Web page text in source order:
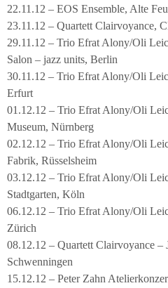
22.11.12 – EOS Ensemble, Alte
23.11.12 – Quartett Clairvoyance,
29.11.12 – Trio Efrat Alony/Oli
Salon – jazz units, Berlin
30.11.12 – Trio Efrat Alony/Oli
Erfurt
01.12.12 – Trio Efrat Alony/Oli
Museum, Nürnberg
02.12.12 – Trio Efrat Alony/Oli
Fabrik, Rüsselsheim
03.12.12 – Trio Efrat Alony/Oli
Stadtgarten, Köln
06.12.12 – Trio Efrat Alony/Oli
Zürich
08.12.12 – Quartett Clairvoyance –
Schwenningen
15.12.12 – Peter Zahn